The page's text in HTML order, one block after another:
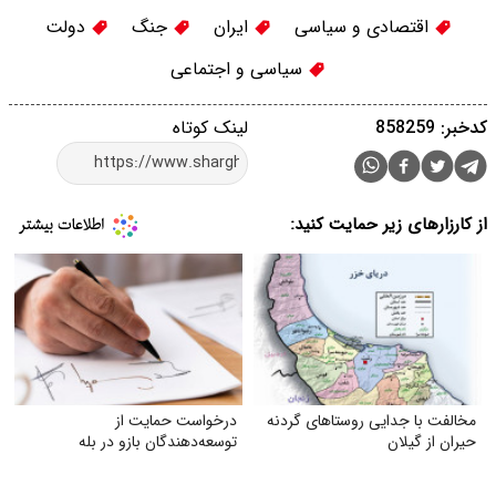
اقتصادی و سیاسی ایران جنگ
دولت
سیاسی و اجتماعی
لینک کوتاه کدخبر: 858259
از کارزارهای زیر حمایت کنید:
مخالفت با جدایی روستاهای گردنه
حیران از گیلان
درخواست حمایت از
توسعه‌دهندگان بازو در بله